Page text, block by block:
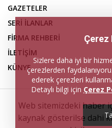
GAZETELER
SERİ İLANLAR
FİRMA REHBERİ
İLETİŞİM
KÜNYE
Web sitemizdeki haber
kaynak gösterilse dahi
Çerez
Sizlere daha iyi bir
çerezlerden
ederek çerezleri
Detaylı bilgi için Çerez